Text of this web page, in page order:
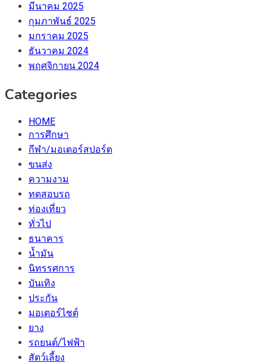
มีนาคม 2025
กุมภาพันธ์ 2025
มกราคม 2025
ธันวาคม 2024
พฤศจิกายน 2024
Categories
HOME
การศึกษา
กีฬา/มอเตอร์สปอร์ต
ขนส่ง
ความงาม
ทดสอบรถ
ท่องเที่ยว
ทั่วไป
ธนาคาร
น้ำมัน
นิทรรศการ
บันเทิง
ประกัน
มอเตอร์ไชต์
ยาง
รถยนต์/ไฟฟ้า
สัตว์เลี้ยง